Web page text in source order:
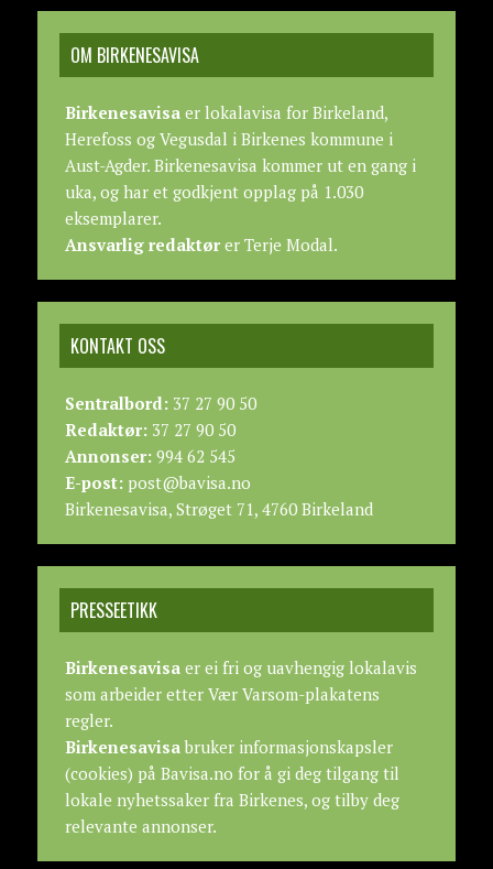
OM BIRKENESAVISA
Birkenesavisaer lokalavisa for Birkeland,
Herefoss og Vegusdal i Birkenes kommune i
Aust-Agder. Birkenesavisa kommer ut en gang i
uka, og har et godkjent opplag på 1.030
eksemplarer.
Ansvarlig redaktører Terje Modal.
KONTAKT OSS
Sentralbord:37 27 90 50
Redaktør:37 27 90 50
Annonser:994 62 545
E-post:post@bavisa.no
Birkenesavisa, Strøget 71, 4760 Birkeland
PRESSEETIKK
Birkenesavisaer ei fri og uavhengig lokalavis
som arbeider etter Vær Varsom-plakatens
regler.
Birkenesavisabruker informasjonskapsler
(cookies) på Bavisa.no for å gi deg tilgang til
lokale nyhetssaker fra Birkenes, og tilby deg
relevante annonser.